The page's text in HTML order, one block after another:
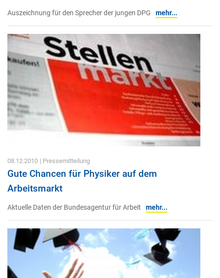
Auszeichnung für den Sprecher der jungen DPG mehr...
08.12.2010 | Pressemitteilung
Gute Chancen für Physiker auf dem
Arbeitsmarkt
Aktuelle Daten der Bundesagentur für Arbeit mehr...